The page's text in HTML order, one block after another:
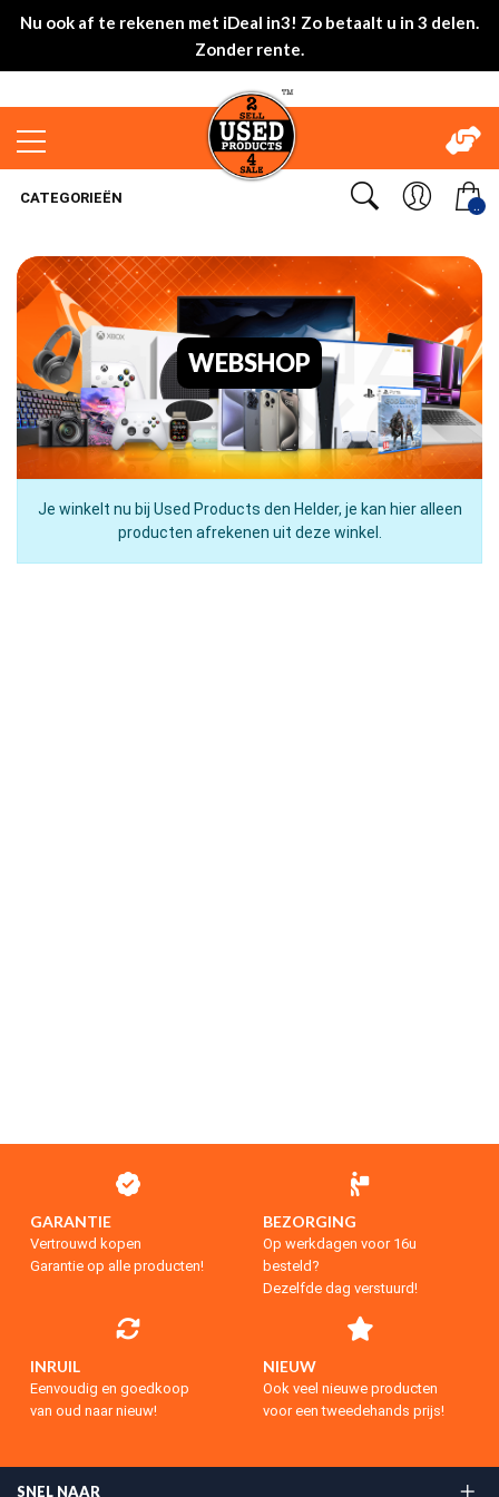
Nu ook af te rekenen met iDeal in3! Zo betaalt u in 3 delen.
Zonder rente.
..
CATEGORIEËN
WEBSHOP
Je winkelt nu bij Used Products den Helder, je kan hier alleen
producten afrekenen uit deze winkel.
GARANTIE
Vertrouwd kopen
Garantie op alle producten!
BEZORGING
Op werkdagen voor 16u
besteld?
Dezelfde dag verstuurd!
INRUIL
Eenvoudig en goedkoop
van oud naar nieuw!
NIEUW
Ook veel nieuwe producten
voor een tweedehands prijs!
SNEL NAAR